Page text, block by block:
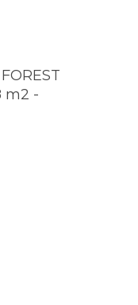
m2 -